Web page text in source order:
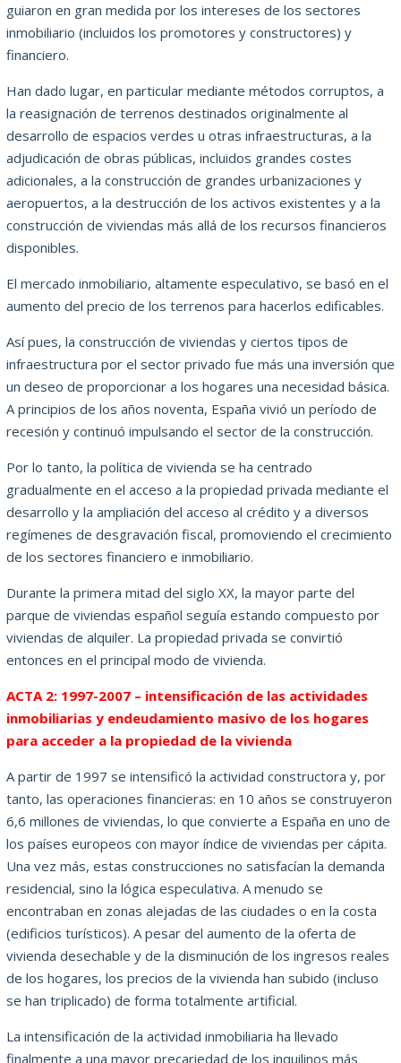
guiaron en gran medida por los intereses de los sectores
inmobiliario (incluidos los promotores y constructores) y
financiero.
Han dado lugar, en particular mediante métodos corruptos, a
la reasignación de terrenos destinados originalmente al
desarrollo de espacios verdes u otras infraestructuras, a la
adjudicación de obras públicas, incluidos grandes costes
adicionales, a la construcción de grandes urbanizaciones y
aeropuertos, a la destrucción de los activos existentes y a la
construcción de viviendas más allá de los recursos financieros
disponibles.
El mercado inmobiliario, altamente especulativo, se basó en el
aumento del precio de los terrenos para hacerlos edificables.
Así pues, la construcción de viviendas y ciertos tipos de
infraestructura por el sector privado fue más una inversión que
un deseo de proporcionar a los hogares una necesidad básica.
A principios de los años noventa, España vivió un período de
recesión y continuó impulsando el sector de la construcción.
Por lo tanto, la política de vivienda se ha centrado
gradualmente en el acceso a la propiedad privada mediante el
desarrollo y la ampliación del acceso al crédito y a diversos
regímenes de desgravación fiscal, promoviendo el crecimiento
de los sectores financiero e inmobiliario.
Durante la primera mitad del siglo XX, la mayor parte del
parque de viviendas español seguía estando compuesto por
viviendas de alquiler. La propiedad privada se convirtió
entonces en el principal modo de vivienda.
ACTA 2: 1997-2007 – intensificación de las actividades
inmobiliarias y endeudamiento masivo de los hogares
para acceder a la propiedad de la vivienda
A partir de 1997 se intensificó la actividad constructora y, por
tanto, las operaciones financieras: en 10 años se construyeron
6,6 millones de viviendas, lo que convierte a España en uno de
los países europeos con mayor índice de viviendas per cápita.
Una vez más, estas construcciones no satisfacían la demanda
residencial, sino la lógica especulativa. A menudo se
encontraban en zonas alejadas de las ciudades o en la costa
(edificios turísticos). A pesar del aumento de la oferta de
vivienda desechable y de la disminución de los ingresos reales
de los hogares, los precios de la vivienda han subido (incluso
se han triplicado) de forma totalmente artificial.
La intensificación de la actividad inmobiliaria ha llevado
finalmente a una mayor precariedad de los inquilinos más